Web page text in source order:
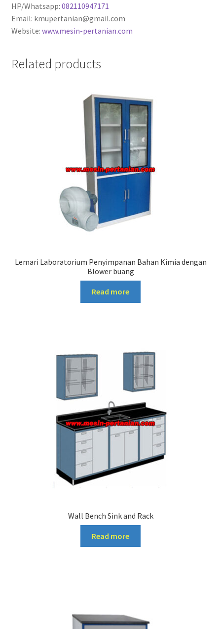
HP/Whatsapp: 082110947171
Email: kmupertanian@gmail.com
Website: www.mesin-pertanian.com
Related products
Lemari Laboratorium Penyimpanan Bahan Kimia dengan
Blower buang
Read more
Wall Bench Sink and Rack
Read more